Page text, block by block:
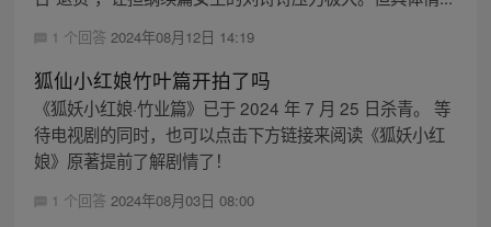
1 个回答 2024年08月12日 14:19
狐仙小红娘竹叶篇开拍了吗
《狐妖小红娘·竹业篇》已于 2024 年 7 月 25 日杀青。 等
待电视剧的同时，也可以点击下方链接来阅读《狐妖小红
娘》原著提前了解剧情了！
1 个回答 2024年08月03日 08:00